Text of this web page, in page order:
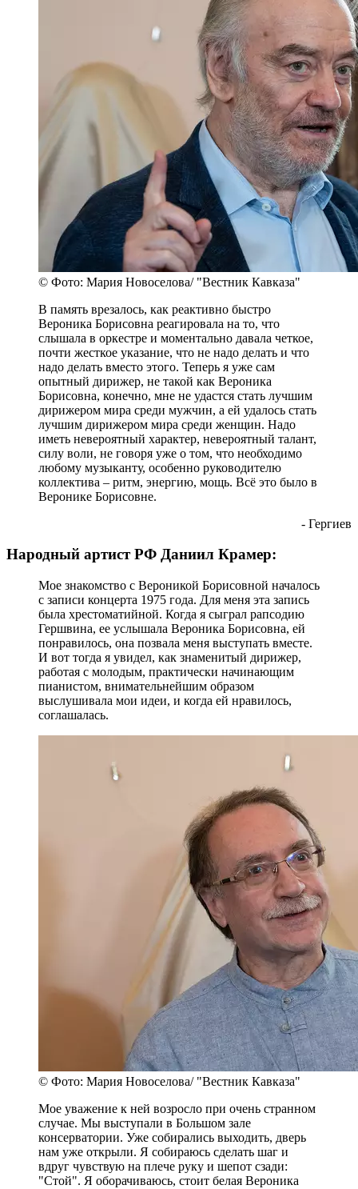
© Фото: Мария Новоселова/ "Вестник Кавказа"
В память врезалось, как реактивно быстро
Вероника Борисовна реагировала на то, что
слышала в оркестре и моментально давала четкое,
почти жесткое указание, что не надо делать и что
надо делать вместо этого. Теперь я уже сам
опытный дирижер, не такой как Вероника
Борисовна, конечно, мне не удастся стать лучшим
дирижером мира среди мужчин, а ей удалось стать
лучшим дирижером мира среди женщин. Надо
иметь невероятный характер, невероятный талант,
силу воли, не говоря уже о том, что необходимо
любому музыканту, особенно руководителю
коллектива – ритм, энергию, мощь. Всё это было в
Веронике Борисовне.
- Гергиев
Народный артист РФ Даниил Крамер:
Мое знакомство с Вероникой Борисовной началось
с записи концерта 1975 года. Для меня эта запись
была хрестоматийной. Когда я сыграл рапсодию
Гершвина, ее услышала Вероника Борисовна, ей
понравилось, она позвала меня выступать вместе.
И вот тогда я увидел, как знаменитый дирижер,
работая с молодым, практически начинающим
пианистом, внимательнейшим образом
выслушивала мои идеи, и когда ей нравилось,
соглашалась.
© Фото: Мария Новоселова/ "Вестник Кавказа"
Мое уважение к ней возросло при очень странном
случае. Мы выступали в Большом зале
консерватории. Уже собирались выходить, дверь
нам уже открыли. Я собираюсь сделать шаг и
вдруг чувствую на плече руку и шепот сзади:
"Стой". Я оборачиваюсь, стоит белая Вероника